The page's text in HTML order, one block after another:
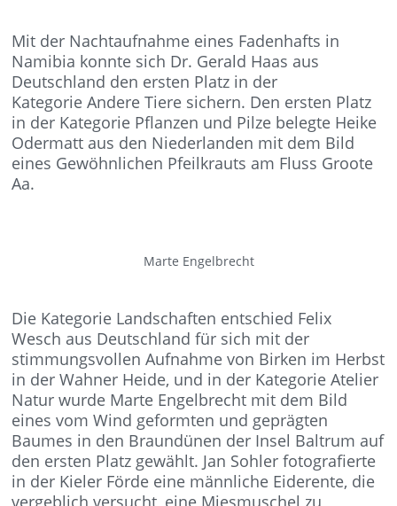
Mit der Nachtaufnahme eines Fadenhafts in
Namibia konnte sich Dr. Gerald Haas aus
Deutschland den ersten Platz in der
Kategorie Andere Tiere sichern. Den ersten Platz
in der Kategorie Pflanzen und Pilze belegte Heike
Odermatt aus den Niederlanden mit dem Bild
eines Gewöhnlichen Pfeilkrauts am Fluss Groote
Aa.
Marte Engelbrecht
Die Kategorie Landschaften entschied Felix
Wesch aus Deutschland für sich mit der
stimmungsvollen Aufnahme von Birken im Herbst
in der Wahner Heide, und in der Kategorie Atelier
Natur wurde Marte Engelbrecht mit dem Bild
eines vom Wind geformten und geprägten
Baumes in den Braundünen der Insel Baltrum auf
den ersten Platz gewählt. Jan Sohler fotografierte
in der Kieler Förde eine männliche Eiderente, die
vergeblich versucht, eine Miesmuschel zu